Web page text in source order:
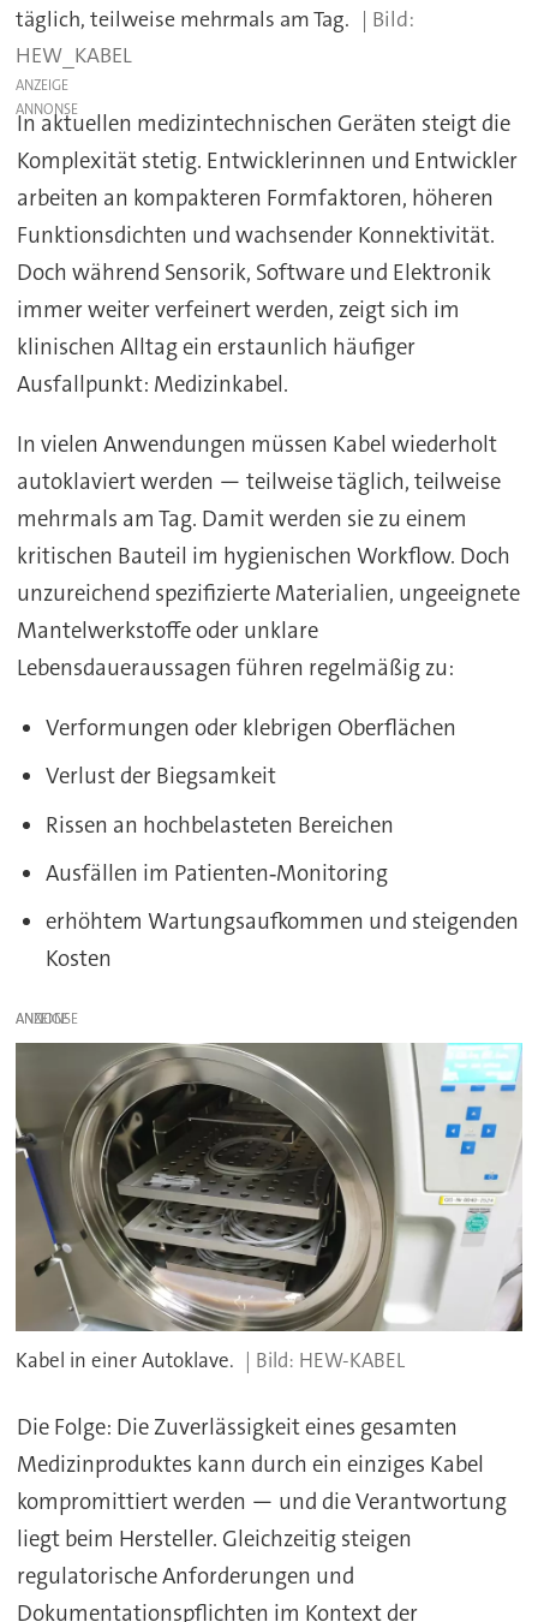
täglich, teilweise mehrmals am Tag.
HEW_KABEL
ANZEIGE
In aktuellen medizintechnischen Geräten steigt die
Komplexität stetig. Entwicklerinnen und Entwickler
arbeiten an kompakteren Formfaktoren, höheren
Funktionsdichten und wachsender Konnektivität.
Doch während Sensorik, Software und Elektronik
immer weiter verfeinert werden, zeigt sich im
klinischen Alltag ein erstaunlich häufiger
Ausfallpunkt: Medizinkabel.
In vielen Anwendungen müssen Kabel wiederholt
autoklaviert werden — teilweise täglich, teilweise
mehrmals am Tag. Damit werden sie zu einem
kritischen Bauteil im hygienischen Workflow. Doch
unzureichend spezifizierte Materialien, ungeeignete
Mantelwerkstoffe oder unklare
Lebensdaueraussagen führen regelmäßig zu:
Verformungen oder klebrigen Oberflächen
Verlust der Biegsamkeit
Rissen an hochbelasteten Bereichen
Ausfällen im Patienten‑Monitoring
erhöhtem Wartungsaufkommen und steigenden
Kosten
ANZEIGE
Kabel in einer Autoklave. HEW-KABEL
Die Folge: Die Zuverlässigkeit eines gesamten
Medizinproduktes kann durch ein einziges Kabel
kompromittiert werden — und die Verantwortung
liegt beim Hersteller. Gleichzeitig steigen
regulatorische Anforderungen und
Dokumentationspflichten im Kontext der